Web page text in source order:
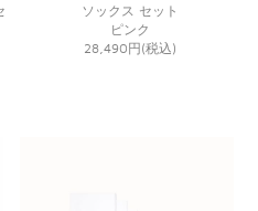
ソックス セット
ピンク
28,490円(税込)